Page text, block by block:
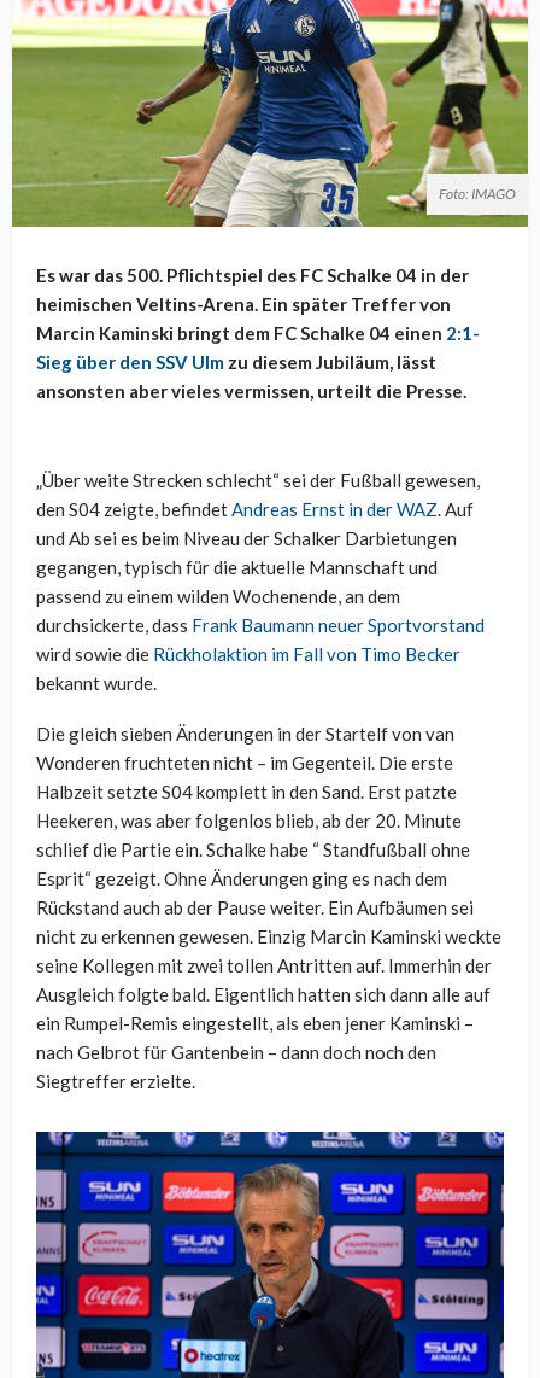
Foto: IMAGO
Es war das 500. Pflichtspiel des FC Schalke 04 in der
heimischen Veltins-Arena. Ein später Treffer von
Marcin Kaminski bringt dem FC Schalke 04 einen 2:1-
Sieg über den SSV Ulm zu diesem Jubiläum, lässt
ansonsten aber vieles vermissen, urteilt die Presse.
„Über weite Strecken schlecht“ sei der Fußball gewesen,
den S04 zeigte, befindetAndreas Ernst in der WAZ. Auf
und Ab sei es beim Niveau der Schalker Darbietungen
gegangen, typisch für die aktuelle Mannschaft und
passend zu einem wilden Wochenende, an dem
durchsickerte, dass Frank Baumann neuer Sportvorstand
wird sowie die Rückholaktion im Fall von Timo Becker
bekannt wurde.
Die gleich sieben Änderungen in der Startelf von van
Wonderen fruchteten nicht – im Gegenteil. Die erste
Halbzeit setzte S04 komplett in den Sand. Erst patzte
Heekeren, was aber folgenlos blieb, ab der 20. Minute
schlief die Partie ein. Schalke habe “ Standfußball ohne
Esprit“ gezeigt. Ohne Änderungen ging es nach dem
Rückstand auch ab der Pause weiter. Ein Aufbäumen sei
nicht zu erkennen gewesen. Einzig Marcin Kaminski weckte
seine Kollegen mit zwei tollen Antritten auf. Immerhin der
Ausgleich folgte bald. Eigentlich hatten sich dann alle auf
ein Rumpel-Remis eingestellt, als eben jener Kaminski –
nach Gelbrot für Gantenbein – dann doch noch den
Siegtreffer erzielte.